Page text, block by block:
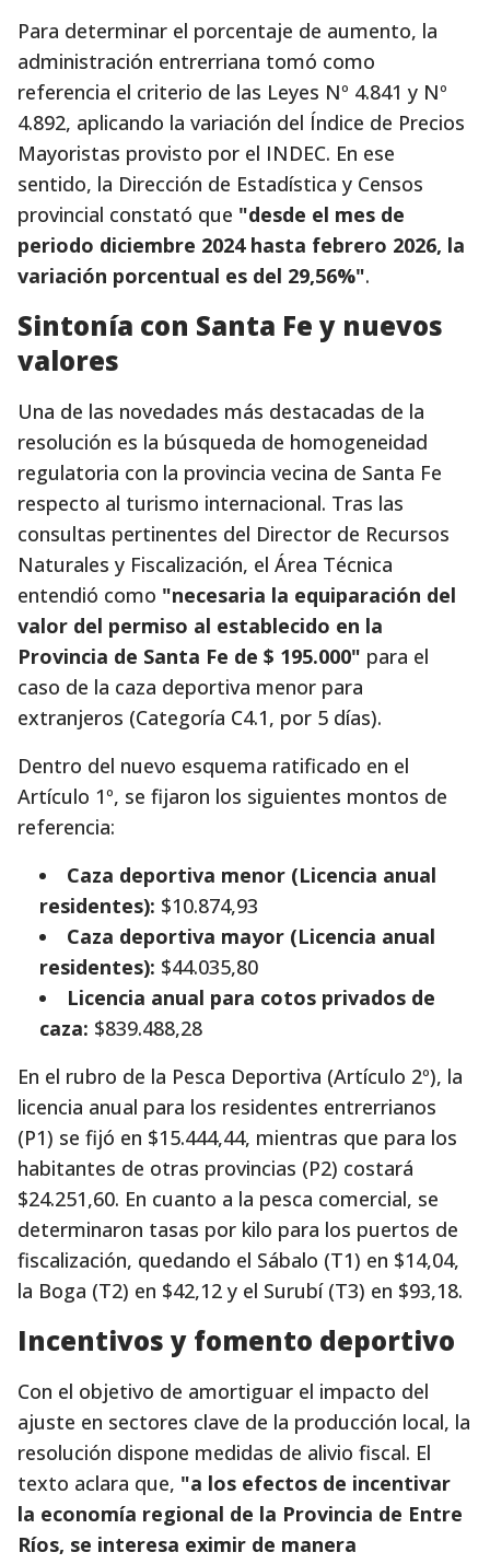
Para determinar el porcentaje de aumento, la
administración entrerriana tomó como
referencia el criterio de las Leyes Nº 4.841 y Nº
4.892, aplicando la variación del Índice de Precios
Mayoristas provisto por el INDEC. En ese
sentido, la Dirección de Estadística y Censos
provincial constató que "desde el mes de
periodo diciembre 2024 hasta febrero 2026, la
variación porcentual es del 29,56%".
Sintonía con Santa Fe y nuevos
valores
Una de las novedades más destacadas de la
resolución es la búsqueda de homogeneidad
regulatoria con la provincia vecina de Santa Fe
respecto al turismo internacional. Tras las
consultas pertinentes del Director de Recursos
Naturales y Fiscalización, el Área Técnica
entendió como "necesaria la equiparación del
valor del permiso al establecido en la
Provincia de Santa Fe de $ 195.000" para el
caso de la caza deportiva menor para
extranjeros (Categoría C4.1, por 5 días).
Dentro del nuevo esquema ratificado en el
Artículo 1º, se fijaron los siguientes montos de
referencia:
Caza deportiva menor (Licencia anual
residentes): $10.874,93
Caza deportiva mayor (Licencia anual
residentes): $44.035,80
Licencia anual para cotos privados de
caza: $839.488,28
En el rubro de la Pesca Deportiva (Artículo 2º), la
licencia anual para los residentes entrerrianos
(P1) se fijó en $15.444,44, mientras que para los
habitantes de otras provincias (P2) costará
$24.251,60. En cuanto a la pesca comercial, se
determinaron tasas por kilo para los puertos de
fiscalización, quedando el Sábalo (T1) en $14,04,
la Boga (T2) en $42,12 y el Surubí (T3) en $93,18.
Incentivos y fomento deportivo
Con el objetivo de amortiguar el impacto del
ajuste en sectores clave de la producción local, la
resolución dispone medidas de alivio fiscal. El
texto aclara que, "a los efectos de incentivar
la economía regional de la Provincia de Entre
Ríos, se interesa eximir de manera